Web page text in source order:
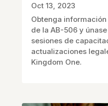
Oct 13, 2023
Obtenga
de la AB-506 y
sesiones de
actualizaciones
Kingdom One.